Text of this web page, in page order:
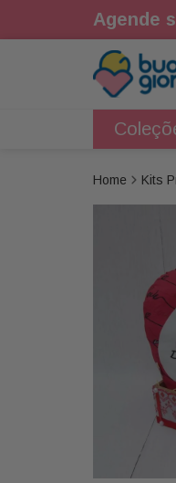
Agende
Kits